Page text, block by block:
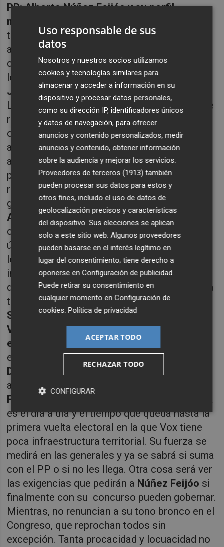
PP: Alberto Núñez Feijóo y su perfil
moderado.
tener equilibrio y nada de eufemismos y
alharacas, no es su estilo. Quizás para
compensar ya tiene a Isabel Díaz Ayuso
le cubre el flanco más a la derecha y a
JuanmaMorenoque es su apoyo más claro.
Los populares están contenidos y mirando de
reojo a lo que ocurre en Ciudadanos. Se
observa con cautela y se espera la llegada de
algunos de sus militantes más destacados
ante el futuro sombrío que se les avecina. Un
problema añadido es saber cuál es la fuerza
real de Vox.Feijóo al menos de cara a la
galería no se muestra cómodo con
Abascaly quiere restarle votos y eso es
complicado. La crispación que se vive en las
últimas fechas en el Congreso en ocasiones
les arrastra y tienen que medir sus
intervenciones. Así que sus cuentas, a pesar
de las encuestas no terminan de salir y queda
todavía tiempo para las generales, o no si a
Sánchezle da por adelantar las elecciones.
Vox: Santiago Abascal haciendo
equilibrios.
Todavía no han evaluado si el
efecto
Olonales hace daño o no. El perfil de
Díaz Ayuso
apoyos. Quiere dejarse querer por
Feijóo
es el día a día y el tiempo que queda hasta la
primera vuelta electoral en la que Vox tiene
poca infraestructura territorial. Su fuerza se
medirá en las generales y ya se sabrá si suma
con el PP o si no les llega. Otra cosa será ver
las exigencias que pedirán a Núñez Feijóo si
finalmente con su concurso pueden gobernar.
Mientras, no renuncian a su tono bronco en el
Congreso, que reprochan todos sin
excepción. Tanta procacidad y locuacidad no
Uso responsable de sus
datos
Nosotros y nuestros socios utilizamos
cookies y tecnologías similares para
almacenar y acceder a información en su
dispositivo y procesar datos personales,
como su dirección IP, identificadores únicos
y datos de navegación, para ofrecer
anuncios y contenido personalizados, medir
anuncios y contenido, obtener información
sobre la audiencia y mejorar los servicios.
Proveedores de terceros (1913) también
pueden procesar sus datos para estos y
otros fines, incluido el uso de datos de
geolocalización precisos y características
del dispositivo. Sus elecciones se aplican
solo a este sitio web. Algunos proveedores
pueden basarse en el interés legítimo en
lugar del consentimiento; tiene derecho a
oponerse enConfiguración de publicidad.
Puede retirar su consentimiento en
cualquier momento enConfiguración de
cookies.Política de privacidad
ACEPTAR TODO
RECHAZAR TODO
CONFIGURAR